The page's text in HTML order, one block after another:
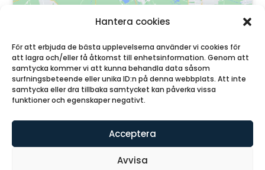
Hantera cookies
För att erbjuda de bästa upplevelserna använder vi cookies för
att lagra och/eller få åtkomst till enhetsinformation. Genom att
samtycka kommer vi att kunna behandla data såsom
surfningsbeteende eller unika ID:n på denna webbplats. Att inte
samtycka eller dra tillbaka samtycket kan påverka vissa
funktioner och egenskaper negativt.
Acceptera
Avvisa
2026